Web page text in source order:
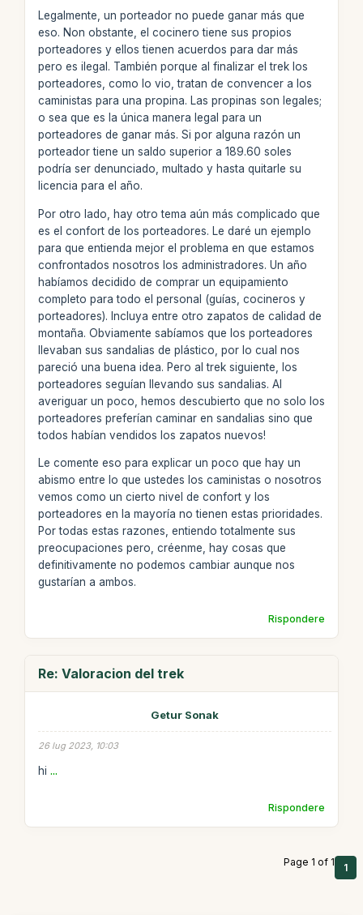
Legalmente, un porteador no puede ganar más que
eso. Non obstante, el cocinero tiene sus propios
porteadores y ellos tienen acuerdos para dar más
pero es ilegal. También porque al finalizar el trek los
porteadores, como lo vio, tratan de convencer a los
caministas para una propina. Las propinas son legales;
o sea que es la única manera legal para un
porteadores de ganar más. Si por alguna razón un
porteador tiene un saldo superior a 189.60 soles
podría ser denunciado, multado y hasta quitarle su
licencia para el año.
Por otro lado, hay otro tema aún más complicado que
es el confort de los porteadores. Le daré un ejemplo
para que entienda mejor el problema en que estamos
confrontados nosotros los administradores. Un año
habíamos decidido de comprar un equipamiento
completo para todo el personal (guías, cocineros y
porteadores). Incluya entre otro zapatos de calidad de
montaña. Obviamente sabíamos que los porteadores
llevaban sus sandalias de plástico, por lo cual nos
pareció una buena idea. Pero al trek siguiente, los
porteadores seguían llevando sus sandalias. Al
averiguar un poco, hemos descubierto que no solo los
porteadores preferían caminar en sandalias sino que
todos habían vendidos los zapatos nuevos!
Le comente eso para explicar un poco que hay un
abismo entre lo que ustedes los caministas o nosotros
vemos como un cierto nivel de confort y los
porteadores en la mayoría no tienen estas prioridades.
Por todas estas razones, entiendo totalmente sus
preocupaciones pero, créenme, hay cosas que
definitivamente no podemos cambiar aunque nos
gustarían a ambos.
Rispondere
Re: Valoracion del trek
Getur Sonak
26 lug 2023, 10:03
hi ...
Rispondere
Page 1 of 1 1